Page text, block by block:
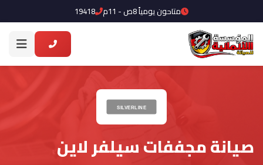
متاحون يومياً 8ص - 11م 19418
صيانة مجففات سيلفر لاين